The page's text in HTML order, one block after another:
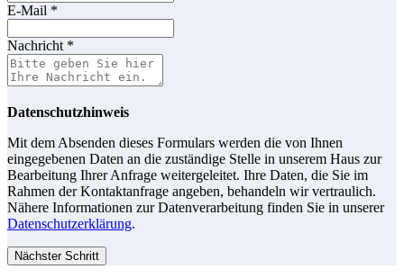
E-Mail *
Nachricht *
Datenschutzhinweis
Mit dem Absenden dieses Formulars werden die von Ihnen
eingegebenen Daten an die zuständige Stelle in unserem Haus zur
Bearbeitung Ihrer Anfrage weitergeleitet. Ihre Daten, die Sie im
Rahmen der Kontaktanfrage angeben, behandeln wir vertraulich.
Nähere Informationen zur Datenverarbeitung finden Sie in unserer
Datenschutzerklärung.
Nächster Schritt